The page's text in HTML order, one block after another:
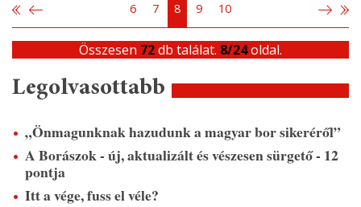
6 7 8 9 10
Összesen 72db találat. 8/24oldal.
Legolvasottabb
„Önmagunknak hazudunk a magyar bor sikeréről”
A Borászok - új, aktualizált és vészesen sürgető - 12
pontja
Itt a vége, fuss el véle?